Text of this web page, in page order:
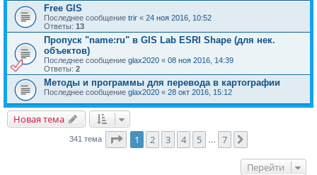
Free GIS
Последнее сообщение trir « 24 ноя 2016, 10:52
Ответы: 13
Пропуск "name:ru" в GIS Lab ESRI Shape (для нек.
объектoв)
Последнее сообщение glax2020 « 08 ноя 2016, 14:39
Ответы: 2
Методы и программы для перевода в картографии
Последнее сообщение glax2020 « 28 окт 2016, 15:12
Новая тема
341 тема Страница1 из
1 2 3 4 5 7
Перейти